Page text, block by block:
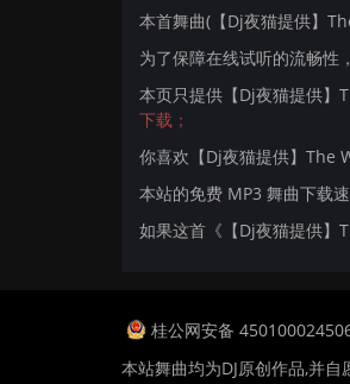
本首舞曲(【Dj夜猫提供】
为了保障在线试听的流畅性
本页只提供【Dj夜猫提供】
下载；
你喜欢【Dj夜猫提供】The
本站的免费 MP3 舞曲下载
如果这首《【Dj夜猫提供】
桂公网安备
本站舞曲均为DJ原创作品,并